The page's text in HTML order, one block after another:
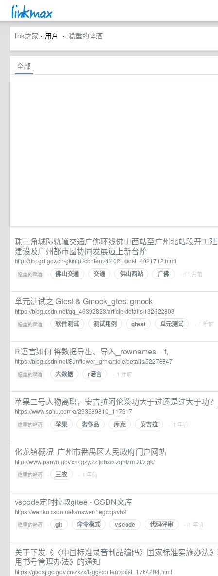
link之家 › 用户 › 稳重的啤酒
全部
珠三角城际轨道交通广佛环线佛山西站至广州北站段开工
建设及广州都市圈协同发展迈上新台阶
http://drc.gd.gov.cn/gkmlpt/content/4/4021/post_4021712.html
稳重的啤酒 · 佛山交通 交通 佛山西站 广佛 · 11 月前
单元测试之 Gtest & Gmock_gtest gmock
https://blog.csdn.net/qq_46392823/article/details/132622803
稳重的啤酒 · 软件测试 测试用例 gtest 单元测试 · 1 年前
R语言如何 将数据导出、导入_rownames = f,
https://blog.csdn.net/Sunflower_grh/article/details/52278847
稳重的啤酒 · 大数据 r语言 · 1 年前
苹果二号人物离职，安吉拉阿伦茨功大于过还是过大于功
https://www.sohu.com/a/293589810_117917
稳重的啤酒 · 苹果 奢侈品 库克 安吉拉 · 1 年前
化龙镇概况 广州市番禺区人民政府门户网站
http://www.panyu.gov.cn/jgzy/zzfjdbsc/fzqhlzrmzf/zjgk/
稳重的啤酒 · 三农 · 1 年前
vscode定时拉取gitee - CSDN文库
https://wenku.csdn.net/answer/1egcojavh9
稳重的啤酒 · git 命令模式 vscode 代码评审 · 1 年前
关于下发《〈中国标准录音制品编码〉国家标准实施办法
用书号管理办法》的通知
https://gbdsj.gd.gov.cn/zxzx/tzgg/content/post_1764204.html